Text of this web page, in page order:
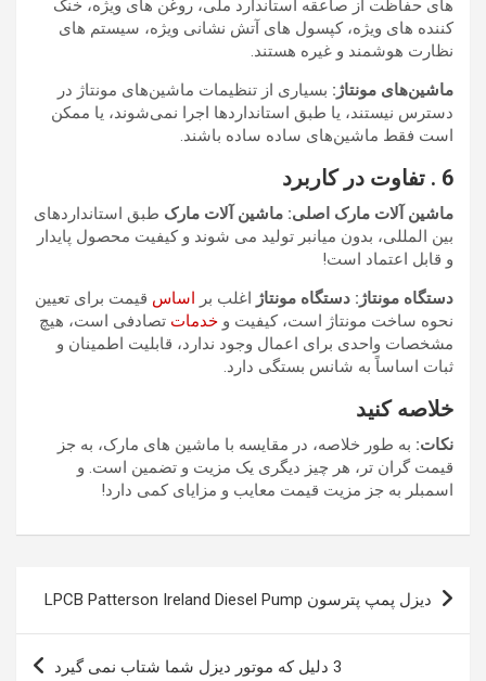
های حفاظت از صاعقه استاندارد ملی، روغن های ویژه، خنک
کننده های ویژه، کپسول های آتش نشانی ویژه، سیستم های
نظارت هوشمند و غیره هستند.
ماشین‌های مونتاژ: بسیاری از تنظیمات ماشین‌های مونتاژ در
دسترس نیستند، یا طبق استانداردها اجرا نمی‌شوند، یا ممکن
است فقط ماشین‌های ساده ساده باشند.
6 . تفاوت در کاربرد
ماشین آلات مارک اصلی: ماشین آلات مارک طبق استانداردهای
بین المللی، بدون میانبر تولید می شوند و کیفیت محصول پایدار
و قابل اعتماد است!
دستگاه مونتاژ: دستگاه مونتاژ اغلب بر اساس قیمت برای تعیین
نحوه ساخت مونتاژ است، کیفیت و خدمات تصادفی است، هیچ
مشخصات واحدی برای اعمال وجود ندارد، قابلیت اطمینان و
ثبات اساساً به شانس بستگی دارد.
خلاصه کنید
نکات: به طور خلاصه، در مقایسه با ماشین های مارک، به جز
قیمت گران تر، هر چیز دیگری یک مزیت و تضمین است. و
اسمبلر به جز مزیت قیمت معایب و مزایای کمی دارد!
راهبری
نوشته
دیزل پمپ پترسون LPCB Patterson Ireland Diesel Pump
3 دلیل که موتور دیزل شما شتاب نمی گیرد